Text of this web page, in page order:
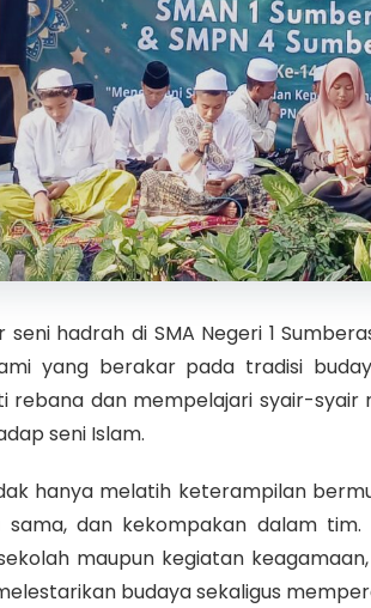
seni hadrah di SMA Negeri 1
yang berakar pada tradisi
rebana dan mempelajari syair-syair
seni Islam.
hanya melatih keterampilan
sama, dan kekompakan dalam
maupun kegiatan
budaya sekaligus